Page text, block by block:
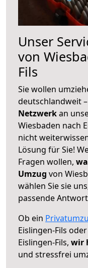
Unser
von
Fils
Sie wollen
deutschlandweit
Netzwerkan
Wiesbaden nach
nicht
Lösung für Sie!
Fragen wollen,
Umzug von
wählen Sie sie
passende
Ob ein
Eislingen-Fils
Eislingen-Fils, wir
und stressfrei